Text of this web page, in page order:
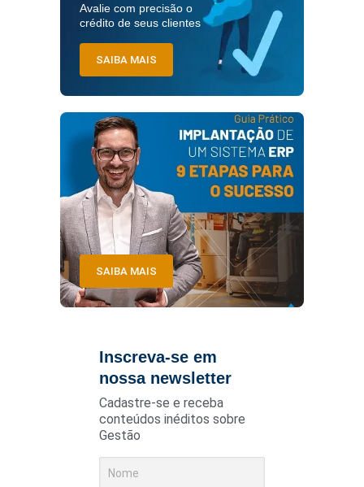
Avalie com precisão o
crédito de seus clientes
SAIBA MAIS
SAIBA MAIS
Inscreva-se em
nossa newsletter
Cadastre-se e receba
conteúdos inéditos sobre
Gestão